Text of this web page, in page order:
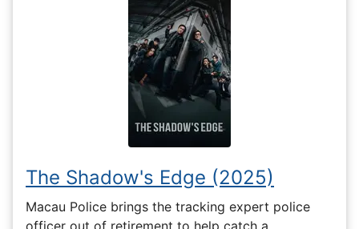
The Shadow's Edge (2025)
Macau Police brings the tracking expert police
officer out of retirement to help catch a